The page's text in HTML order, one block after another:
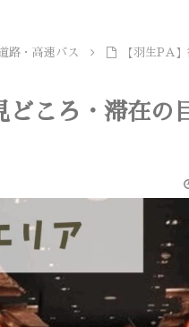
路・高速バス
【羽生PA
どころ・滞在の